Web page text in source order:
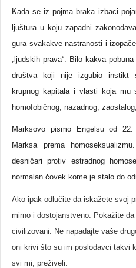
Kada se iz pojma braka izbaci
ljuštura u koju zapadni
gura svakakve nastranosti i
„ljudskih prava“. Bilo kakva
društva koji nije izgubio instikt
krupnog kapitala i vlasti koja mu
homofobičnog, nazadnog,
Marksovo pismo Engelsu od
Marksa prema
desničari protiv estradnog
normalan čovek kome je stalo do
Ako ipak odlučite da iskažete svoj
mirno i dostojanstveno. Pokažite
civilizovani. Ne napadajte vaše
oni krivi što su im poslodavci takvi
svi mi, preživeli.